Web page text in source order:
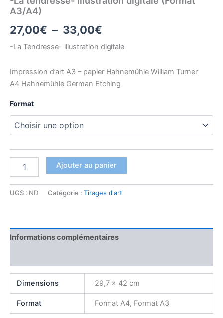
A3/A4)
27,00€ – 33,00€
-La Tendresse- illustration digitale
Impression d’art A3 – papier Hahnemühle William Turner
A4 Hahnemühle German Etching
Format
Ajouter au panier
UGS : ND Catégorie : Tirages d'art
Informations complémentaires
Dimensions 29,7 × 42 cm
Format Format A4, Format A3